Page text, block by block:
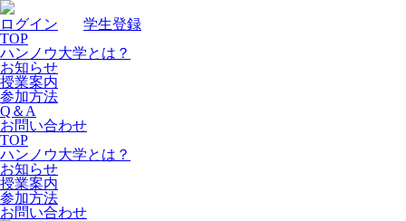
ログイン
学生登録
TOP
ハンノウ大学とは？
お知らせ
授業案内
参加方法
Q＆A
お問い合わせ
TOP
ハンノウ大学とは？
お知らせ
授業案内
参加方法
お問い合わせ